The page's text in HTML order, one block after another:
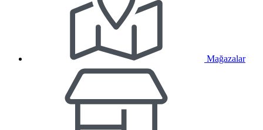
Mağazalar